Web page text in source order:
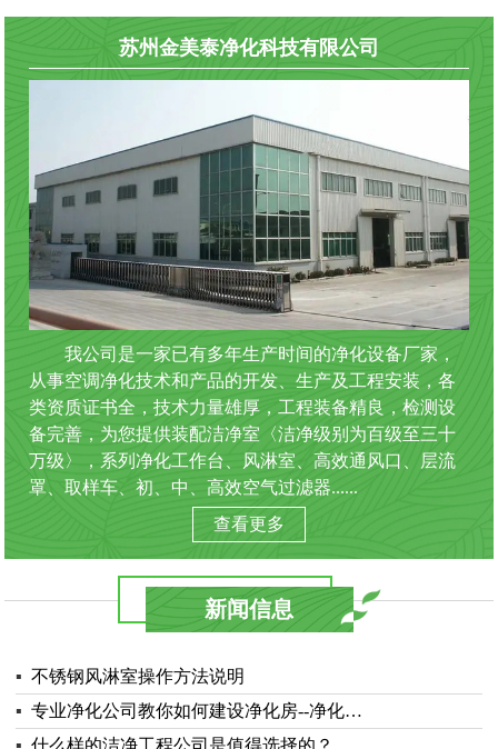
苏州金美泰净化科技有限公司
我公司是一家已有多年生产时间的净化设备厂家，
从事空调净化技术和产品的开发、生产及工程安装，各
类资质证书全，技术力量雄厚，工程装备精良，检测设
备完善，为您提供装配洁净室〈洁净级别为百级至三十
万级〉，系列净化工作台、风淋室、高效通风口、层流
罩、取样车、初、中、高效空气过滤器......
查看更多
新闻信息
▪ 不锈钢风淋室操作方法说明
▪ 专业净化公司教你如何建设净化房--净化…
▪ 什么样的洁净工程公司是值得选择的？